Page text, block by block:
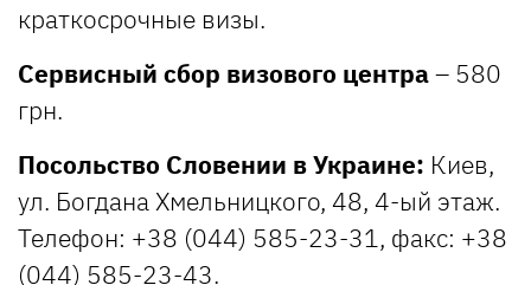
краткосрочные визы.
Сервисный сбор визового центра– 580
грн.
Посольство Словении в Украине: Киев,
ул. Богдана Хмельницкого, 48, 4-ый этаж.
Телефон: +38 (044) 585-23-31, факс: +38
(044) 585-23-43.